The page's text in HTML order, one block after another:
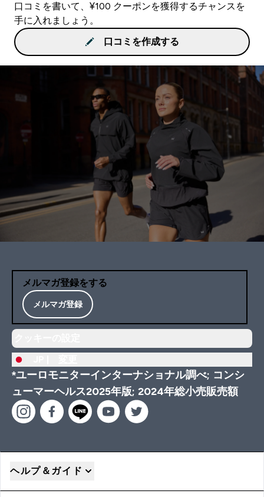
口コミを書いて、¥100 クーポンを獲得するチャンスを
手に入れましょう。
口コミを作成する
メルマガ登録をする
メルマガ登録
*ユーロモニターインターナショナル調べ; コンシ
ューマーヘルス2025年版; 2024年総小売販売額
ヘルプ＆ガイド